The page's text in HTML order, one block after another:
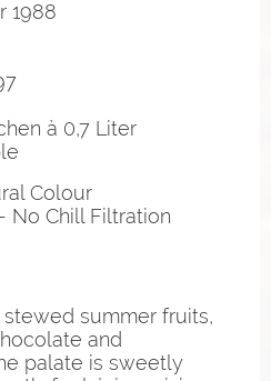
1988
à 0,7 Liter
Colour
No Chill Filtration
summer fruits,
and
palate is sweetly